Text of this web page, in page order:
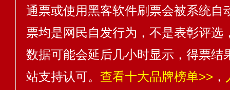
通票或使用黑客软件刷票会被系统自
票均是网民自发行为，不是表彰评选
数据可能会延后几小时显示，得票结
站支持认可。 查看十大品牌榜单>> ，